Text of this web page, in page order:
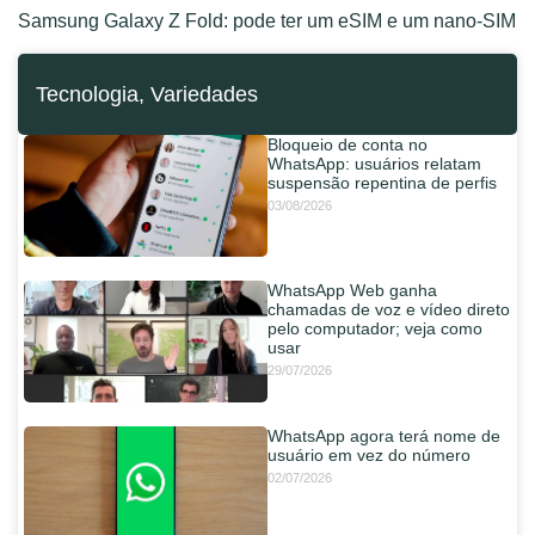
Samsung Galaxy Z Fold: pode ter um eSIM e um nano-SIM
Tecnologia, Variedades
Bloqueio de conta no
WhatsApp: usuários relatam
suspensão repentina de perfis
03/08/2026
WhatsApp Web ganha
chamadas de voz e vídeo direto
pelo computador; veja como
usar
29/07/2026
WhatsApp agora terá nome de
usuário em vez do número
02/07/2026